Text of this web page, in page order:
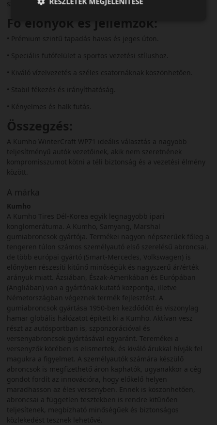
szélsőséges téli körülmények között is.
Fő előnyök és jellemzők:
• Prémium szintű tapadás havas és jeges úton.
• Speciális futófelület a sportos vezetési stílushoz.
• Kiváló vízelvezetés a széles csatornáknak köszönhetően.
• Stabil fékezés és irányíthatóság.
• Kényelmes és halk futás.
Összegzés:
A Kumho WinterCraft WP71 ideális választás a nagyobb
teljesítményű autók vezetőinek, akik nem szeretnének
kompromisszumot kötni a téli biztonság és a vezetési élmény
között.
A márka
Kumho
A Kumho Tires Dél-Korea egyik legnagyobb ipari
konglomerátuma. A Kumho, Samyang, Marshal
gumiabroncsok gyártója. Termékei nagyon népszerűek főleg a
tengeren túlon számos személyautó első szerelésű abroncsai,
de több európai gyártó (Smart-Mercedes, Volkswagen) is
előnyben részesíti kitűnő minőségük és nagyszerű ár/érték
arányuk miatt. Ázsiában, Észak-Amerikában és Európában
(Angliában) van a gyártónak kutató központja, illetve
Németországban végeznek termék fejlesztést. A
gumiabroncsok gyártása 1950-ben kezdődött és viszonylag
hamar globális hálózatot épített ki a Kumho. Aktívan vesz
részt az autósportban is, szponzorációval és
versenyabroncsok gyártásával egyaránt. Teremékei a
versenyzők körében is elismertek, és kiváló árukkal hívják fel
magukra a figyelmet. A személyautók számára készülő
abroncsok is megfizethető áron kaphatók, ugyanakkor a cég
gondot fordít az innovációra, hogy előkelő helyen
maradhasson az éles versenyben. Ennek is köszönhetően,
abroncsai a független tesztekben is rendre kitűnően
teljesítenek, megbízható minőségűek és biztonságos
közlekedést tesznek lehetővé.